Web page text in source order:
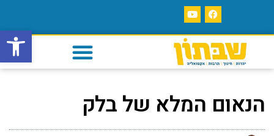
פתח
הנאום המלא של בלק